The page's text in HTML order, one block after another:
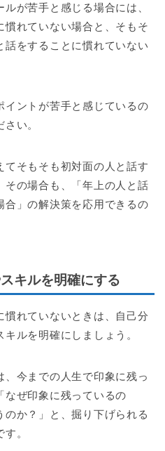
が苦手と感じる場合には、
慣れていない場合と、そもそ
話をすることに慣れていない
イントが苦手と感じているの
い。
てそもそも初対面の人と話す
その場合も、「年上の人と話
合」の解決策を応用できるの
キルを明確にする
慣れていないときは、自己分
ルを明確にしましょう。
、今までの人生で印象に残っ
なぜ印象に残っているの
か？」と、掘り下げられる
。